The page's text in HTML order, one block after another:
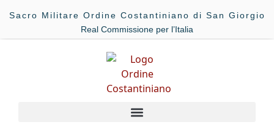
Sacro Militare Ordine Costantiniano di San Giorgio
Real Commissione per l’Italia